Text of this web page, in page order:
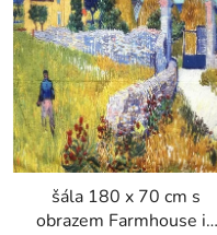
šála 180 x 70 cm s
obrazem Farmhouse in